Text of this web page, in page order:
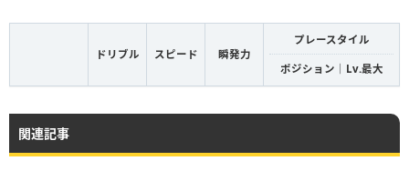
ドリブル スピード 瞬発力
プレースタイル
ポジション｜Lv.最大
関連記事